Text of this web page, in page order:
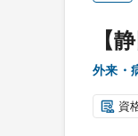
【
外来・
資